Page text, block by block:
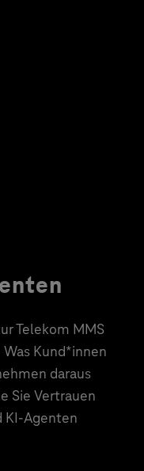
Telekom MMS
Kund*innen
daraus
Sie Vertrauen
KI-Agenten